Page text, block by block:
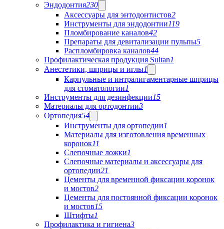
Эндодонтия230
Аксессуары для энтодонтистов2
Инструменты для эндодонтии119
Пломбирование каналов42
Препараты для девитализации пульпы5
Распломбировка каналов44
Профилактическая продукция Sultan1
Анестетики, шприцы и иглы1
Карпульные и интралигаментарные шприцы
для стоматологии1
Инструменты для дезинфекции15
Материалы для ортодонтии3
Ортопедия54
Инструменты для ортопедии1
Материалы для изготовления временных
коронок11
Слепочные ложки1
Слепочные материалы и аксессуары для
ортопедии21
Цементы для временной фиксации коронок
и мостов2
Цементы для постоянной фиксации коронок
и мостов15
Штифты1
Профилактика и гигиена3